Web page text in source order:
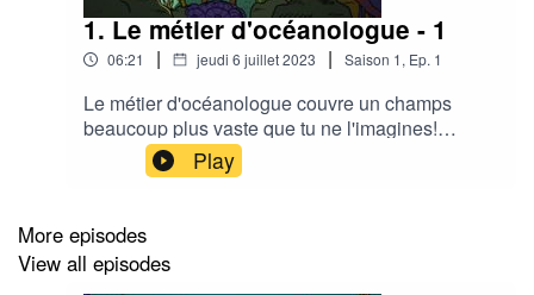
1. Le métier d'océanologue - 1
06:21 | jeudi 6 juillet 2023 | Saison 1, Ep. 1
Le métier d'océanologue couvre un champs
beaucoup plus vaste que tu ne l'imagines!
François Sarano va t'en parler avec toute la
passion qu'on lui connaît.Peut-être cela te
tour... ?!
Play
More episodes
View all episodes